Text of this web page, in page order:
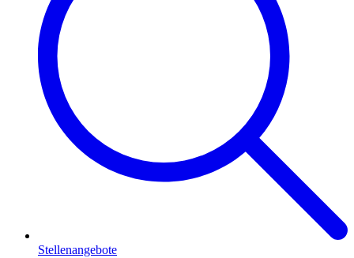
Stellenangebote